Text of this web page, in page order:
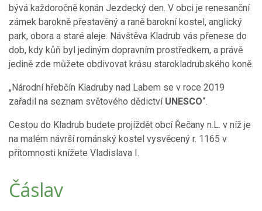
bývá každoročně konán Jezdecký den. V obci je renesanční
zámek barokně přestavěný a raně barokní kostel, anglický
park, obora a staré aleje. Návštěva Kladrub vás přenese do
dob, kdy kůň byl jediným dopravním prostředkem, a právě
jedině zde můžete obdivovat krásu starokladrubského koně.
„Národní hřebčín Kladruby nad Labem se v roce 2019
zařadil na seznam světového dědictví UNESCO“.
Cestou do Kladrub budete projíždět obcí Řečany n.L. v níž je
na malém návrší románský kostel vysvěcený r. 1165 v
přítomnosti knížete Vladislava I.
Čáslav